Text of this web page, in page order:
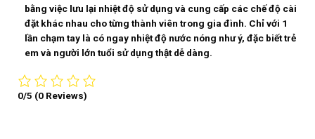
bằng việc lưu lại nhiệt độ sử dụng và cung cấp các chế độ cài
đặt khác nhau cho từng thành viên trong gia đình. Chỉ với 1
lần chạm tay là có ngay nhiệt độ nước nóng như ý, đặc biết trẻ
em và người lớn tuổi sử dụng thật dễ dàng.
0/5 (0 Reviews)